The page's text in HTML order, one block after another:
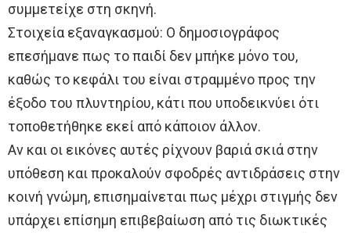
συμμετείχε στη σκηνή.
Στοιχεία εξαναγκασμού: Ο δημοσιογράφος
επεσήμανε πως το παιδί δεν μπήκε μόνο του,
καθώς το κεφάλι του είναι στραμμένο προς την
έξοδο του πλυντηρίου, κάτι που υποδεικνύει ότι
τοποθετήθηκε εκεί από κάποιον άλλον.
Αν και οι εικόνες αυτές ρίχνουν βαριά σκιά στην
υπόθεση και προκαλούν σφοδρές αντιδράσεις στην
κοινή γνώμη, επισημαίνεται πως μέχρι στιγμής δεν
υπάρχει επίσημη επιβεβαίωση από τις διωκτικές